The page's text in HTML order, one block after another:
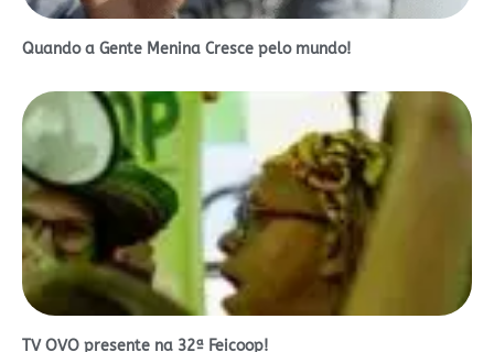
Quando a Gente Menina Cresce pelo mundo!
TV OVO presente na 32ª Feicoop!